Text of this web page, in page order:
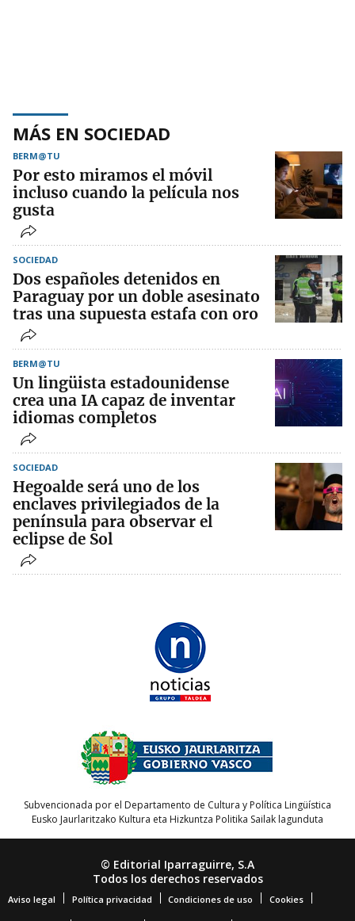
MÁS EN SOCIEDAD
BERM@TU
Por esto miramos el móvil
incluso cuando la película nos
gusta
SOCIEDAD
Dos españoles detenidos en
Paraguay por un doble asesinato
tras una supuesta estafa con oro
BERM@TU
Un lingüista estadounidense
crea una IA capaz de inventar
idiomas completos
SOCIEDAD
Hegoalde será uno de los
enclaves privilegiados de la
península para observar el
eclipse de Sol
Subvencionada por el Departamento de Cultura y Política Lingüística
Eusko Jaurlaritzako Kultura eta Hizkuntza Politika Sailak lagunduta
© Editorial Iparraguirre, S.A
Todos los derechos reservados
Aviso legal Política privacidad Condiciones de uso Cookies